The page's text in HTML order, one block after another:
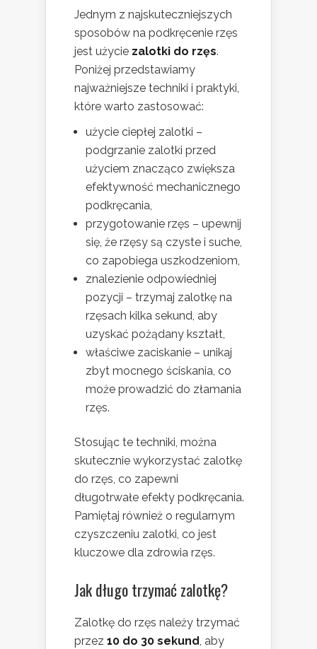
Jednym z najskuteczniejszych
sposobów na podkręcenie rzęs
jest użycie zalotki do rzęs.
Poniżej przedstawiamy
najważniejsze techniki i praktyki,
które warto zastosować:
użycie ciepłej zalotki –
podgrzanie zalotki przed
użyciem znacząco zwiększa
efektywność mechanicznego
podkręcania,
przygotowanie rzęs – upewnij
się, że rzęsy są czyste i suche,
co zapobiega uszkodzeniom,
znalezienie odpowiedniej
pozycji – trzymaj zalotkę na
rzęsach kilka sekund, aby
uzyskać pożądany kształt,
właściwe zaciskanie – unikaj
zbyt mocnego ściskania, co
może prowadzić do złamania
rzęs.
Stosując te techniki, można
skutecznie wykorzystać zalotkę
do rzęs, co zapewni
długotrwałe efekty podkręcania.
Pamiętaj również o regularnym
czyszczeniu zalotki, co jest
kluczowe dla zdrowia rzęs.
Jak długo trzymać zalotkę?
Zalotkę do rzęs należy trzymać
przez 10 do 30 sekund, aby